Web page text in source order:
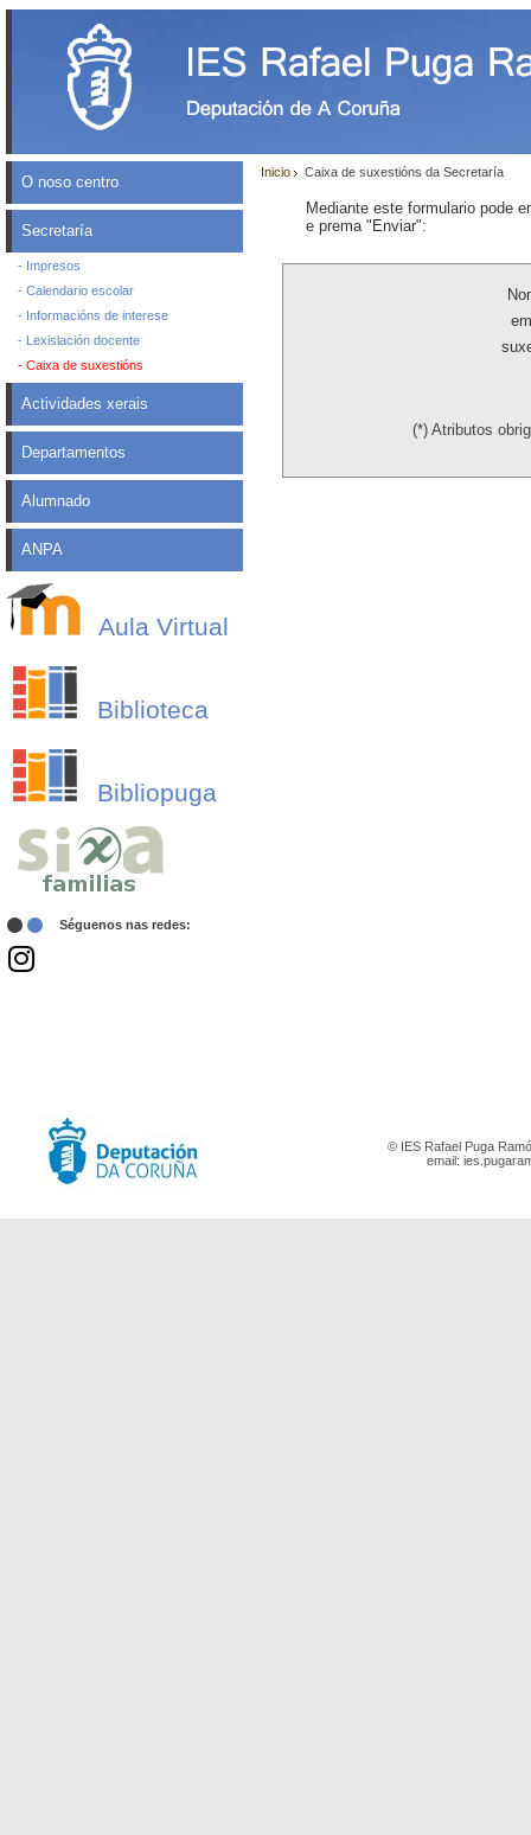
O noso centro
Secretaría
- Impresos
- Calendario escolar
- Informacións de interese
- Lexislación docente
- Caixa de suxestións
Actividades xerais
Departamentos
Alumnado
ANPA
Aula Virtual
Biblioteca
Bibliopuga
Séguenos nas redes:
Inicio Caixa de suxestións da Secretaría
Mediante este formulario pode
e prema "Enviar":
(*) Atributos
© IES Rafael Puga
email: